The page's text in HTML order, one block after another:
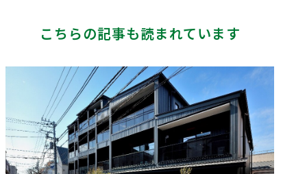
こちらの記事も読まれています